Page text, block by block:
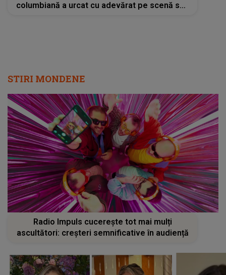
columbiană a urcat cu adevărat pe scenă sau
STIRI MONDENE
Radio Impuls cucerește tot mai mulți
ascultători: creșteri semnificative în audiență